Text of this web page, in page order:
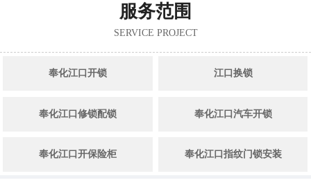
服务范围
SERVICE PROJECT
奉化江口开锁 江口换锁
奉化江口修锁配锁 奉化江口汽车开锁
奉化江口开保险柜 奉化江口指纹门锁安装